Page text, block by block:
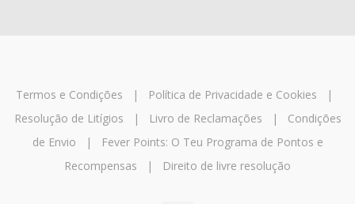
Termos e Condições | Política de Privacidade e Cookies |
Resolução de Litígios | Livro de Reclamações | Condições
de Envio |
Fever Points: O Teu Programa de Pontos e
Recompensas | Direito de livre resolução